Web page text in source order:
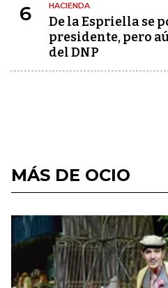
6 HACIENDA
De la Espriella se
presidente, pero
del DNP
MÁS DE OCIO